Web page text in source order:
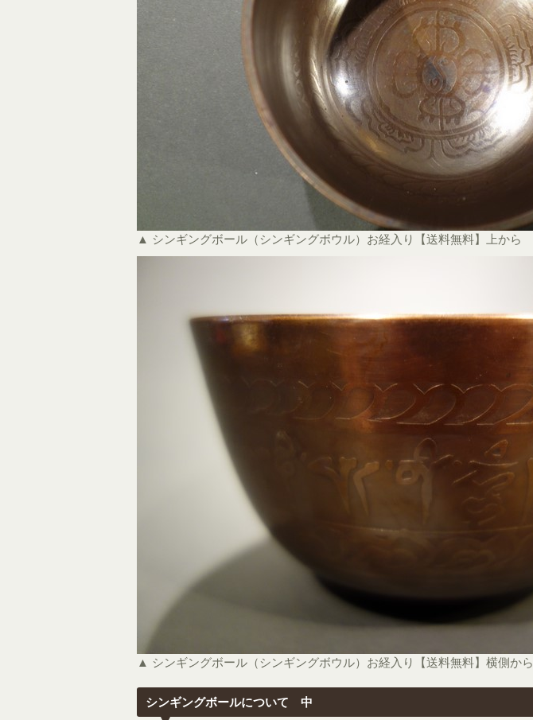
▲ シンギングボール（シンギングボウル）お経入り【送料無料】上から
▲ シンギングボール（シンギングボウル）お経入り【送料無料】横側から
シンギングボールについて 中